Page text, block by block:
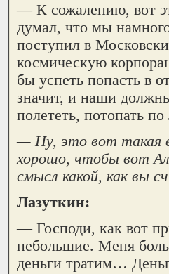
— К сожалению, вот
думал, что мы
поступил в
космическую
бы успеть попасть в
значит, и наши
полететь, потопать
— Ну, это вот такая
хорошо, чтобы вот
смысл какой, как вы
Лазуткин:
— Господи, как вот
небольшие. Меня
деньги тратим…